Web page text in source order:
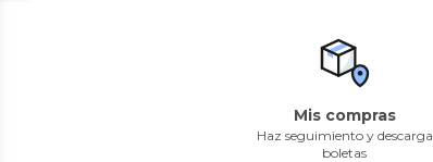
Mis compras
Haz seguimiento y descarga
boletas